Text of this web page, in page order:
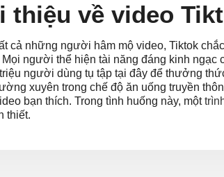
thiệu về video
cả những người hâm mộ video, Tiktok
người thể hiện tài năng đáng kinh ngạc
người dùng tụ tập tại đây để thưởng
xuyên trong chế độ ăn uống truyền
bạn thích. Trong tình huống này, một
thiết.